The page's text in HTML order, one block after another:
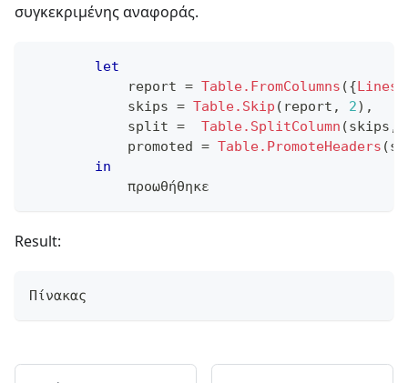
συγκεκριμένης αναφοράς.
let
            report
= Table.FromColumns ({
            skips
= Table.Skip ( report , 2) ,
            split
= Table.SplitColumn (skips ,
            promoted
= Table.PromoteHeaders (
in
            προωθήθηκε
Result:
Πίνακας